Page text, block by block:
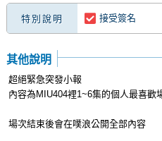
特別說明 接受簽名
其他說明
超絕緊急突發小報
內容為MIU404裡1~6集的個人最喜歡
場次結束後會在噗浪公開全部內容